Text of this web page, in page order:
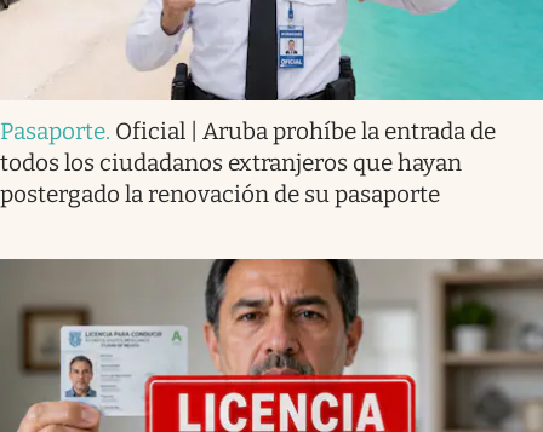
Pasaporte. Oficial | Aruba prohíbe la entrada de
todos los ciudadanos extranjeros que hayan
postergado la renovación de su pasaporte